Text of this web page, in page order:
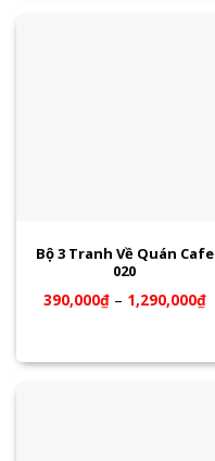
Bộ 3 Tranh Về Quán Cafe
020
390,000₫– 1,290,000₫